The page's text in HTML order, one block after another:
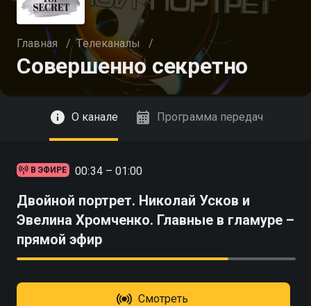
Главная / Телеканалы /
Совершенно секретно
Смотреть
О канале Программа передач
В ЭФИРЕ 00:34 – 01:00
Двойной портрет. Николай Усков и
Эвелина Хромченко. Главные в гламуре –
прямой эфир
Смотреть